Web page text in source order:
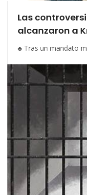
Las
alcanzaron a
♣ Tras un mandato